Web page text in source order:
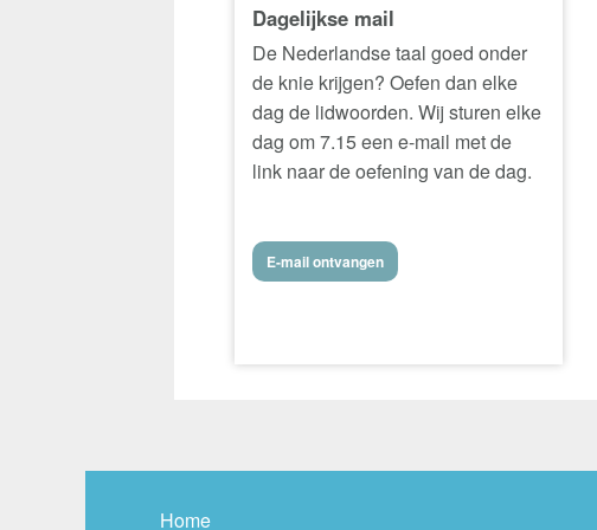
Dagelijkse mail
De Nederlandse taal goed onder
de knie krijgen? Oefen dan elke
dag de lidwoorden. Wij sturen elke
dag om 7.15 een e-mail met de
link naar de oefening van de dag.
E-mail ontvangen
Home